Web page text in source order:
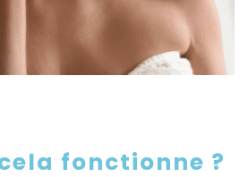
fonctionne ?